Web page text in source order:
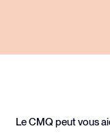
Le CMQ peut vous